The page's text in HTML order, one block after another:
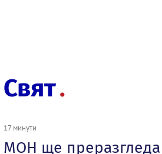
Свят
17 минути
МОН ще преразгледа